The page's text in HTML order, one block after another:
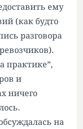
ему
(как будто
разговора
практике”,
и
ничего
на